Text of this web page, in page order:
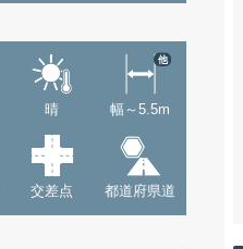
晴 幅～5.5m
他
交差点 都道府県道